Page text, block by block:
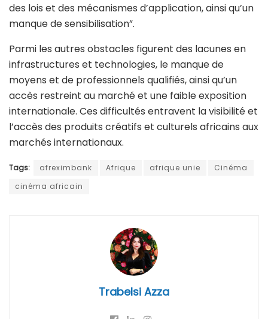
des lois et des mécanismes d’application, ainsi qu’un
manque de sensibilisation”.
Parmi les autres obstacles figurent des lacunes en
infrastructures et technologies, le manque de
moyens et de professionnels qualifiés, ainsi qu’un
accès restreint au marché et une faible exposition
internationale. Ces difficultés entravent la visibilité et
l’accès des produits créatifs et culturels africains aux
marchés internationaux.
Tags: afreximbank Afrique afrique unie
Cinéma
cinéma africain
Trabelsi Azza